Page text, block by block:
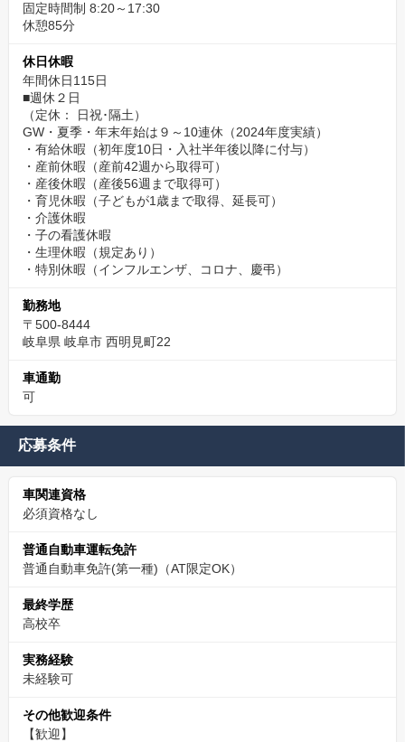
固定時間制 8:20～17:30
休憩85分
休日休暇
年間休日115日
■週休２日
（定休： 日祝･隔土）
GW・夏季・年末年始は９～10連休（2024年度実績）
・有給休暇（初年度10日・入社半年後以降に付与）
・産前休暇（産前42週から取得可）
・産後休暇（産後56週まで取得可）
・育児休暇（子どもが1歳まで取得、延長可）
・介護休暇
・子の看護休暇
・生理休暇（規定あり）
・特別休暇（インフルエンザ、コロナ、慶弔）
勤務地
〒500-8444
岐阜県 岐阜市 西明見町22
車通勤
可
応募条件
車関連資格
必須資格なし
普通自動車運転免許
普通自動車免許(第一種)（AT限定OK）
最終学歴
高校卒
実務経験
未経験可
その他歓迎条件
【歓迎】